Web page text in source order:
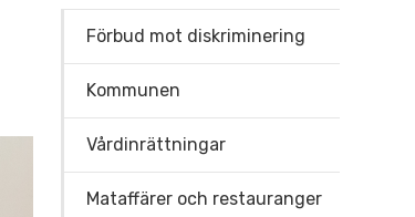
Förbud mot diskriminering
Kommunen
Vårdinrättningar
Mataffärer och restauranger